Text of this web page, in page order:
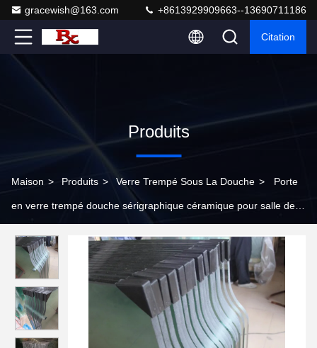
gracewish@163.com +8613929909663--13690711186
Citation
Produits
Maison > Produits > Verre Trempé Sous La Douche > Porte
en verre trempé douche sérigraphique céramique pour salle de